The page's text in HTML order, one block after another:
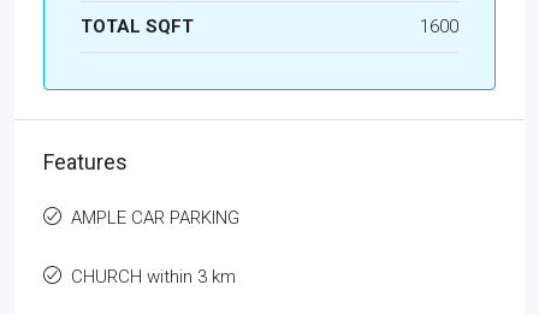
TOTAL SQFT 1600
Features
AMPLE CAR PARKING
CHURCH within 3 km